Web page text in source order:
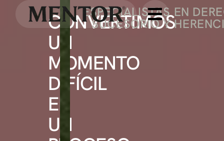
CONVERTIMOS
UN
MOMENTO
DIFÍCIL
EN
UN
ESPECIALISTAS EN
SUCESORIO Y